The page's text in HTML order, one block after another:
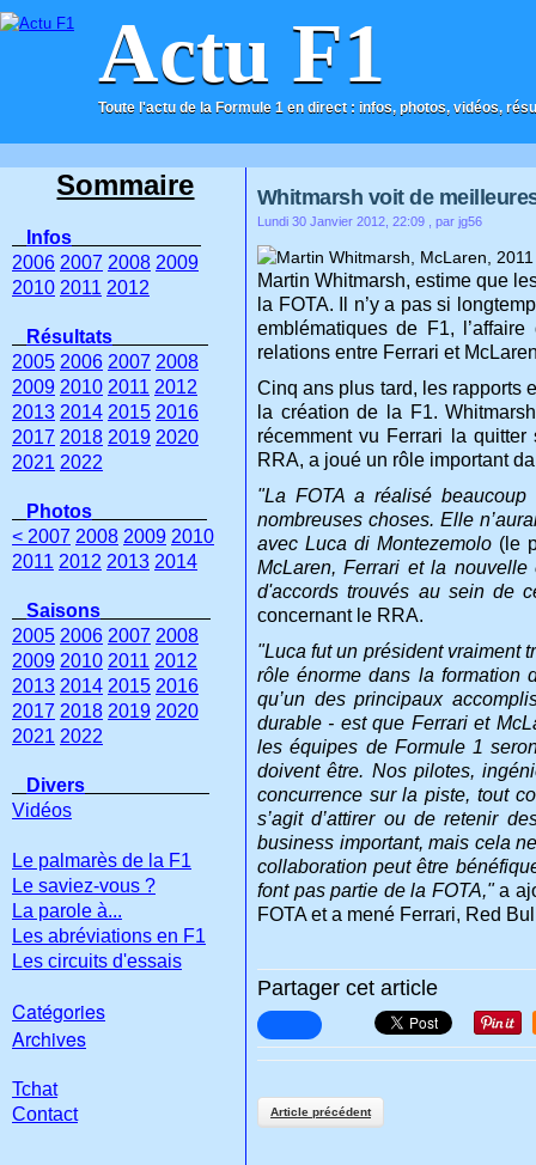
Actu F1
Toute l'actu de la Formule 1 en direct : infos, photos, vidéos,
ACCUEIL CONTACT
Whitmarsh voit de
Lundi 30 Janvier 2012, 22:09 , par jg56
Martin Whitmarsh, estime que
la FOTA. Il n’y a pas si
emblématiques de F1,
relations entre Ferrari et
Cinq ans plus tard, les rapports
la création de la F1.
récemment vu Ferrari la
RRA, a joué un rôle important
"La FOTA a réalisé
nombreuses choses. Elle
avec Luca di Montezemolo(le
McLaren, Ferrari et la
d'accords trouvés au sein de
concernant le RRA.
"Luca fut un président vraiment
rôle énorme dans la formation
qu’un des principaux
durable - est que Ferrari et
les équipes de Formule 1
doivent être. Nos pilotes,
concurrence sur la piste, tout
s’agit d’attirer ou de retenir
business important, mais cela
collaboration peut être
font pas partie de la FOTA,"a
FOTA et a mené Ferrari, Red
Partager cet article
Article précédent
Sommaire
Infos
2006 2007 2008 2009
2010 2011 2012
Résultats
2005 2006 2007 2008
2009 2010 2011 2012
2013 2014 2015 2016
2017 2018 2019 2020
2021 2022
Photos
< 2007 2008 2009 2010
2011 2012 2013 2014
Saisons
2005 2006 2007 2008
2009 2010 2011 2012
2013 2014 2015 2016
2017 2018 2019 2020
2021 2022
Divers
Vidéos
Le palmarès de la F1
Le saviez-vous ?
La parole à...
Les abréviations en F1
Les circuits d'essais
Catégories
Archives
Tchat
Contact